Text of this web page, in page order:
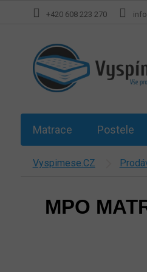
+420 608 223 270
Matrace Postele
Vyspimese.CZ
MPO